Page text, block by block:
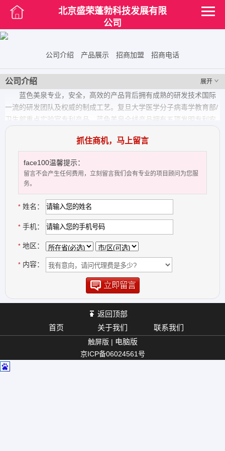
北京盛荣蓬勃科技发展有限
公司
公司介绍 产品展示 招商加盟 招商电话
展开
公司介绍
蓝色美泉专业，安全，高效的产品背后拥有成熟的研发技术国际
一流的研发团队及权威的制成工艺。复旦大学医学分子病毒学教育部/
卫生部重点实验室专利产品。蓝色美泉全线产品拥有五项发明专利安
全可靠，源于中医传统方剂，将中医精髓和现代医学完美结合，温和
清除产道内环境的余留毒素垃圾，通过产品制剂在极短的时间内释放
性妇科炎症、阴道松弛、宫颈炎症等，恢复平滑肌弹性，紧致阴道内
壁，亦可修复因生产造成的子宫、阴道私密部位的损伤或恶露排除不
抓住商机，马上留言
face100温馨提示：
留言不会产生任何费用，立刻留言我们会有专业的项目顾问为您服
务。
* 姓名：
* 手机：
* 地区：
* 内容：
返回顶部
首页
关于我们 联系我们
触屏版 | 电脑版
京ICP备06024561号